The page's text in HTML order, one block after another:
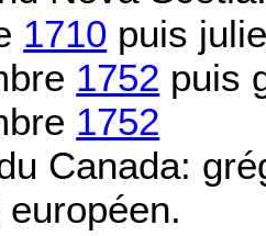
1710 puis
1752 puis
1752
Canada: